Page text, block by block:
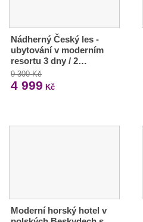
Nádherný Český les -
ubytování v moderním
resortu 3 dny / 2…
9 300 Kč
4 999 Kč
Moderní horský hotel v